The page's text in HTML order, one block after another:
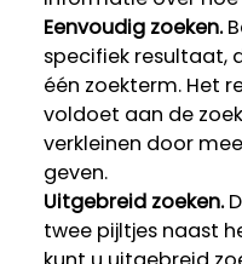
Eenvoudig zoeken.
specifiek resultaat,
één zoekterm. Het
voldoet aan de
verkleinen door
geven.
Uitgebreid zoeken.
twee pijltjes naast